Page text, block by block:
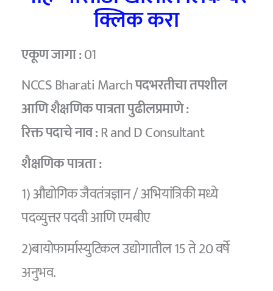
क्लिक करा
एकूण जागा :01
NCCS Bharati Marchपदभरतीचा तपशील
आणि शैक्षणिक पात्रता पुढीलप्रमाणे :
रिक्त पदाचे नाव :R and D Consultant
शैक्षणिक पात्रता :
1) औद्योगिक जैवतंत्रज्ञान / अभियांत्रिकी मध्ये
पदव्युत्तर पदवी आणि एमबीए
2)बायोफार्मास्युटिकल उद्योगातील 15 ते 20 वर्षे
अनुभव.